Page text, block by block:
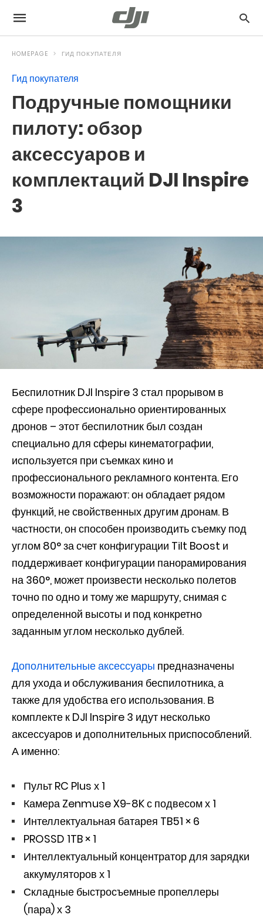
HOMEPAGE ГИД ПОКУПАТЕЛЯ
Гид покупателя
Подручные помощники
пилоту: обзор
аксессуаров и
комплектаций DJI Inspire
3
Беспилотник DJI Inspire 3 стал прорывом в
сфере профессионально ориентированных
дронов – этот беспилотник был создан
специально для сферы кинематографии,
используется при съемках кино и
профессионального рекламного контента. Его
возможности поражают: он обладает рядом
функций, не свойственных другим дронам. В
частности, он способен производить съемку под
углом 80° за счет конфигурации Tilt Boost и
поддерживает конфигурации панорамирования
на 360°, может произвести несколько полетов
точно по одно и тому же маршруту, снимая с
определенной высоты и под конкретно
заданным углом несколько дублей.
Дополнительные аксессуары предназначены
для ухода и обслуживания беспилотника, а
также для удобства его использования. В
комплекте к DJI Inspire 3 идут несколько
аксессуаров и дополнительных приспособлений.
А именно:
Пульт RC Plus х 1
Камера Zenmuse X9-8K с подвесом х 1
Интеллектуальная батарея TB51 × 6
PROSSD 1TB × 1
Интеллектуальный концентратор для зарядки
аккумуляторов х 1
Складные быстросъемные пропеллеры
(пара) х 3